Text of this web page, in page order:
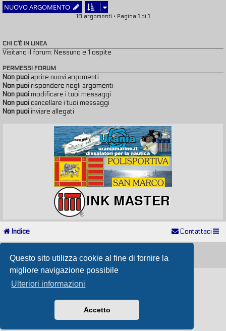
Questo sito utilizza cookie al fine di fornire la
migliore navigazione possibile
Ulteriori informazioni
Accetto
NUOVO ARGOMENTO
18 argomenti • Pagina 1 di 1
CHI C’È IN LINEA
Visitano il forum: Nessuno e 1 ospite
PERMESSI FORUM
Non puoiaprire nuovi argomenti
Non puoirispondere negli argomenti
Non puoimodificare i tuoi messaggi
Non puoicancellare i tuoi messaggi
Non puoiinviare allegati
Indice Contattaci
Passione Nutica 2017 style created byMakrov
Traduzione Italiana phpBB-Store.it